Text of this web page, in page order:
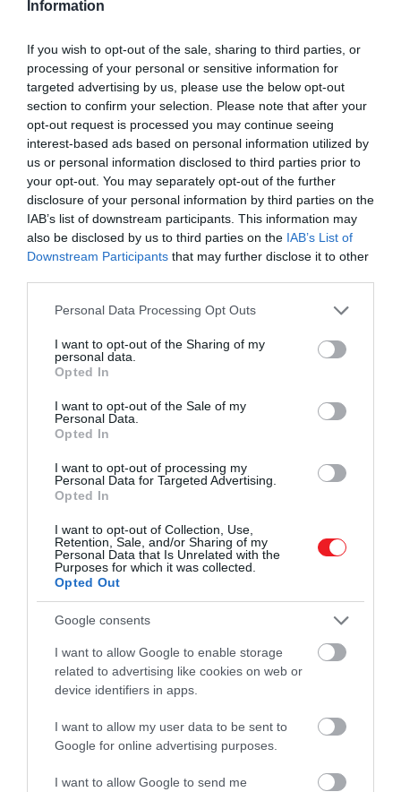
Information
If you wish to opt-out of the sale, sharing to third parties, or
processing of your personal or sensitive information for
targeted advertising by us, please use the below opt-out
section to confirm your selection. Please note that after your
opt-out request is processed you may continue seeing
interest-based ads based on personal information utilized by
us or personal information disclosed to third parties prior to
your opt-out. You may separately opt-out of the further
disclosure of your personal information by third parties on the
IAB’s list of downstream participants. This information may
also be disclosed by us to third parties on the IAB’s List of
Downstream Participants that may further disclose it to other
Please note that this website/app uses one or more Google
not limited to your visit or usage behaviour. You may click to
grant or deny consent to Google and its third-party tags to
use your data for below specified purposes in below Google
consent section.
Personal Data Processing Opt Outs
I want to opt-out of the Sharing of my
personal data.
Opted In
I want to opt-out of the Sale of my
Personal Data.
Opted In
I want to opt-out of processing my
Personal Data for Targeted Advertising.
Opted In
I want to opt-out of Collection, Use,
Retention, Sale, and/or Sharing of my
Personal Data that Is Unrelated with the
Purposes for which it was collected.
Opted Out
Google consents
I want to allow Google to enable storage
related to advertising like cookies on web or
device identifiers in apps.
I want to allow my user data to be sent to
Google for online advertising purposes.
I want to allow Google to send me